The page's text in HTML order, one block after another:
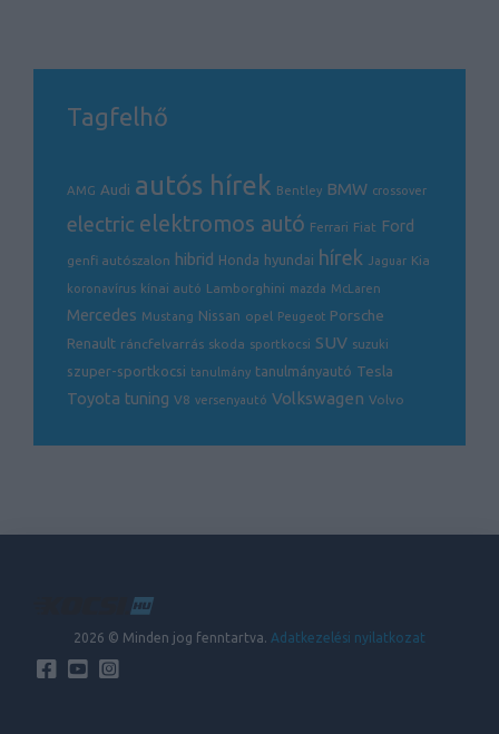
Tagfelhő
AMG Audi autós hírek Bentley BMW crossover
electric elektromos autó Ferrari Fiat Ford
genfi autószalon hibrid Honda hyundai hírek Jaguar Kia
koronavírus kínai autó Lamborghini mazda McLaren
Mercedes Mustang Nissan opel Peugeot Porsche
Renault ráncfelvarrás skoda sportkocsi SUV suzuki
szuper-sportkocsi tanulmány tanulmányautó Tesla
Toyota tuning V8 versenyautó Volkswagen Volvo
2026 © Minden jog fenntartva. Adatkezelési nyilatkozat